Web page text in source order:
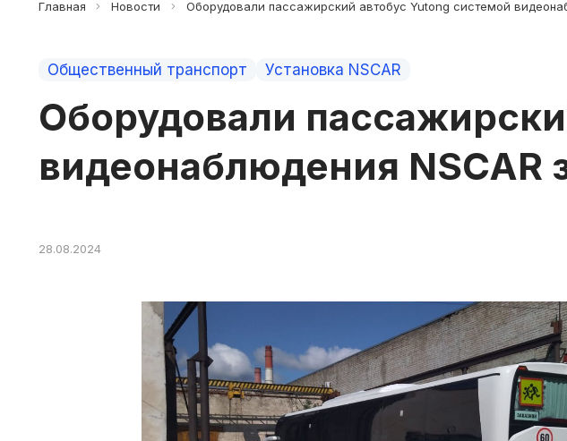
Главная Новости Оборудовали пассажирский автобус Yutong системой
Общественный транспорт Установка NSCAR
Оборудовали
видеонаблюдения NSCAR
28.08.2024